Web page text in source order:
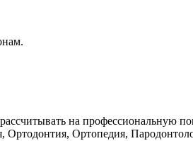
на профессиональную
Ортодонтия, Ортопедия,